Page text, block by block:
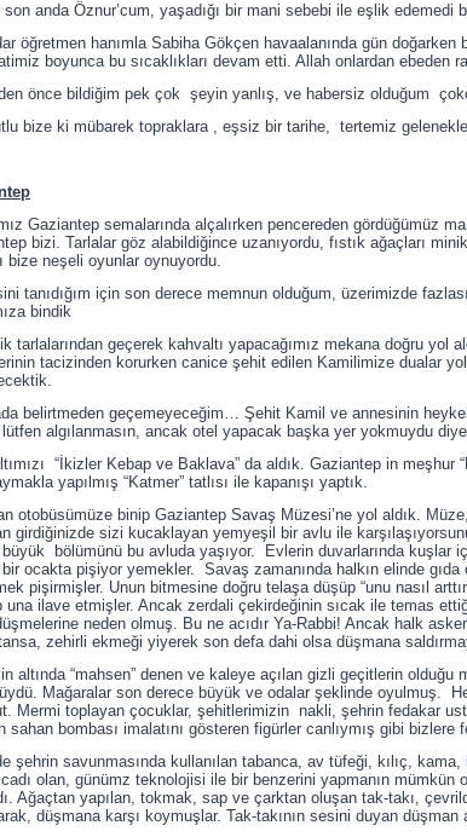
anda Öznur’cum, yaşadığı bir mani sebebi ile eşlik edemedi
öğretmen hanımla Sabiha Gökçen havaalanında gün
boyunca bu sıcaklıkları devam etti. Allah onlardan ebeden
önce bildiğim pek çok şeyin yanlış, ve habersiz olduğum
bize ki mübarek topraklara , eşsiz bir tarihe, tertemiz
Gaziantep semalarında alçalırken pencereden gördüğümüz
bizi. Tarlalar göz alabildiğince uzanıyordu, fıstık ağaçları
bize neşeli oyunlar oynuyordu.
tanıdığım için son derece memnun olduğum, üzerimizde
bindik
tarlalarından geçerek kahvaltı yapacağımız mekana doğru yol
tacizinden korurken canice şehit edilen Kamilimize dualar
belirtmeden geçemeyeceğim… Şehit Kamil ve annesinin
algılanmasın, ancak otel yapacak başka yer yokmuydu
“İkizler Kebap ve Baklava” da aldık. Gaziantep in
yapılmış “Katmer” tatlısı ile kapanışı yaptık.
otobüsümüze binip Gaziantep Savaş Müzesi’ne yol aldık.
girdiğinizde sizi kucaklayan yemyeşil bir avlu ile
bölümünü bu avluda yaşıyor. Evlerin duvarlarında kuşlar
bir ocakta pişiyor yemekler. Savaş zamanında halkın elinde
pişirmişler. Unun bitmesine doğru telaşa düşüp “unu nasıl
una ilave etmişler. Ancak zerdali çekirdeğinin sıcak ile temas
neden olmuş. Bu ne acıdır Ya-Rabbi! Ancak halk
zehirli ekmeği yiyerek son defa dahi olsa düşmana
altında “mahsen” denen ve kaleye açılan gizli geçitlerin
Mağaralar son derece büyük ve odalar şeklinde oyulmuş.
Mermi toplayan çocuklar, şehitlerimizin nakli, şehrin fedakar
sahan bombası imalatını gösteren figürler canlıymış gibi bizlere
şehrin savunmasında kullanılan tabanca, av tüfeği, kılıç,
olan, günümz teknolojisi ile bir benzerini yapmanın mümkün
Ağaçtan yapılan, tokmak, sap ve çarktan oluşan tak-takı,
düşmana karşı koymuşlar. Tak-takının sesini duyan